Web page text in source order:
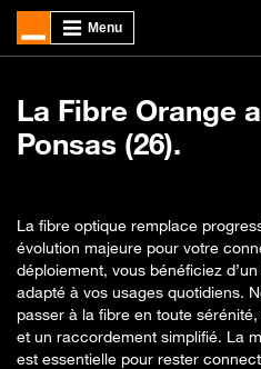
La Fibre Orange
Ponsas (26).
La fibre optique remplace
évolution majeure pour votre
déploiement, vous bénéficiez
adapté à vos usages quotidiens.
passer à la fibre en toute
et un raccordement simplifié. La
est essentielle pour rester